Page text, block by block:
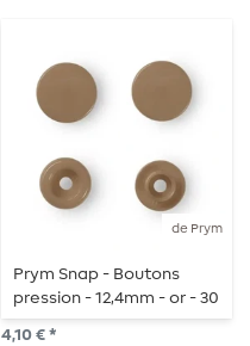
de Prym
Prym Snap - Boutons
pression - 12,4mm - or - 30
pièces
4,10 € *